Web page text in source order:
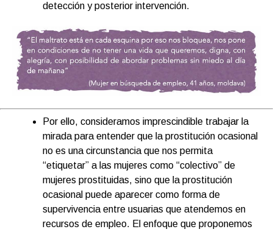
detección y posterior intervención.
Por ello, consideramos imprescindible trabajar la
mirada para entender que la prostitución ocasional
no es una circunstancia que nos permita
“etiquetar” a las mujeres como “colectivo” de
mujeres prostituidas, sino que la prostitución
ocasional puede aparecer como forma de
supervivencia entre usuarias que atendemos en
recursos de empleo. El enfoque que proponemos